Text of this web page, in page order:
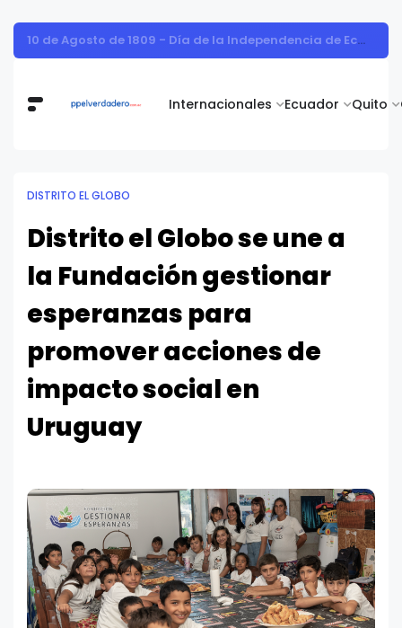
Internacionales Ecuador Quito
Vita Alimentos destaca el trabajo del campo como el primer paso hacia productos de excelencia.
DISTRITO EL GLOBO
Distrito el Globo se une a
la Fundación gestionar
esperanzas para
promover acciones de
impacto social en
Uruguay